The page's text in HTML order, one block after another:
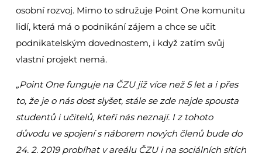
osobní rozvoj. Mimo to sdružuje Point One komunitu
lidí, která má o podnikání zájem a chce se učit
podnikatelským dovednostem, i když zatím svůj
vlastní projekt nemá.
„Point One funguje na ČZU již více než 5 let a i přes
to, že je o nás dost slyšet, stále se zde najde spousta
studentů i učitelů, kteří nás neznají. I z tohoto
důvodu ve spojení s náborem nových členů bude do
24. 2. 2019 probíhat v areálu ČZU i na sociálních sítích